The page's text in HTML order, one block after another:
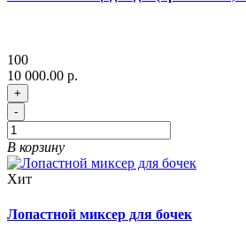
100
10 000.00 р.
+
-
В корзину
Хит
Лопастной миксер для бочек